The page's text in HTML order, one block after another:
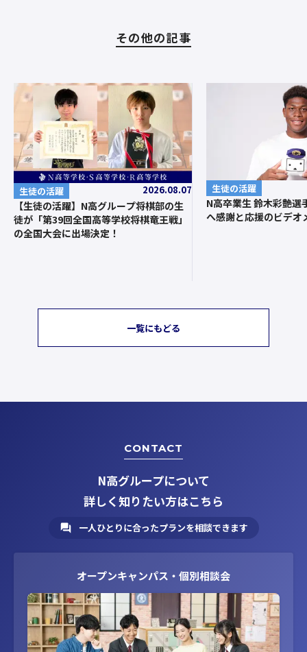
その他の記事
生徒の活躍 2026.08.07
【生徒の活躍】N高グループ将棋部の生
徒が「第39回全国高等学校将棋竜王戦」
の全国大会に出場決定！
生徒の活躍
N高卒業生 鈴木彩艶選
へ感謝と応援のビデオ
一覧にもどる
CONTACT
N高グループについて
詳しく知りたい方はこちら
一人ひとりに合ったプランを相談できます
オープンキャンパス・個別相談会